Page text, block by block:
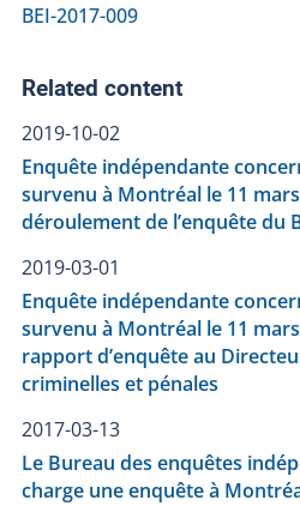
BEI-2017-009
Related content
2019-10-02
Enquête indépendante
survenu à Montréal le 11
déroulement de l’enquête du
2019-03-01
Enquête indépendante
survenu à Montréal le 11
rapport d’enquête au
criminelles et pénales
2017-03-13
Le Bureau des enquêtes
charge une enquête à